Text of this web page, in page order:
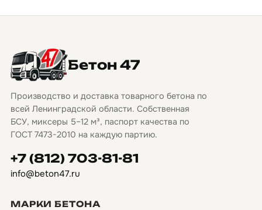
Бетон 47
Производство и доставка товарного бетона по
всей Ленинградской области. Собственная
БСУ, миксеры 5–12 м³, паспорт качества по
ГОСТ 7473-2010 на каждую партию.
+7 (812) 703-81-81
info@beton47.ru
МАРКИ БЕТОНА